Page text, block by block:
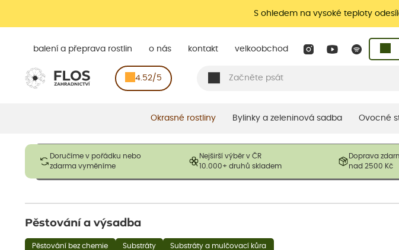
S ohledem na vysoké teploty
balení a přeprava rostlin o nás kontakt velkoobchod
4.52/5
Okrasné rostliny Bylinky a zeleninová sadba Ovocné
Doručíme v pořádku nebo
zdarma vyměníme
Nejširší výběr v ČR
10.000+ druhů skladem
Doprava
nad 2500 Kč
Obrázky slouží pouze pro ilustrační účely a mají reprezentovat prodávané produkty. V závislosti na
opadavé rostliny dodávány v dormantním stavu a bez listů. Rostliny mohou být také sestřiženy
Pěstování a výsadba
Pěstování bez chemie Substráty Substráty a mulčovací kůra